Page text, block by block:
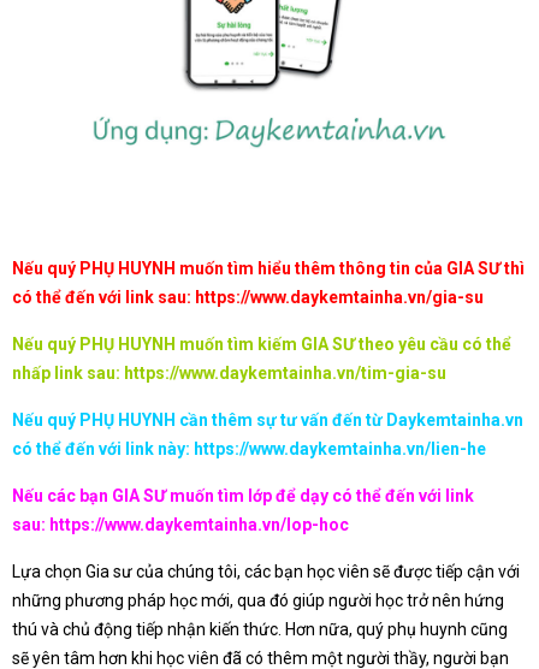
Nếu quý PHỤ HUYNH muốn tìm hiểu thêm thông tin của GIA SƯ thì
có thể đến với link sau: https://www.daykemtainha.vn/gia-su
Nếu quý PHỤ HUYNH muốn tìm kiếm GIA SƯ theo yêu cầu có thể
nhấp link sau: https://www.daykemtainha.vn/tim-gia-su
Nếu quý PHỤ HUYNH cần thêm sự tư vấn đến từ Daykemtainha.vn
có thể đến với link này: https://www.daykemtainha.vn/lien-he
Nếu các bạn GIA SƯ muốn tìm lớp để dạy có thể đến với link
sau: https://www.daykemtainha.vn/lop-hoc
Lựa chọn Gia sư của chúng tôi, các bạn học viên sẽ được tiếp cận với
những phương pháp học mới, qua đó giúp người học trở nên hứng
thú và chủ động tiếp nhận kiến thức. Hơn nữa, quý phụ huynh cũng
sẽ yên tâm hơn khi học viên đã có thêm một người thầy, người bạn